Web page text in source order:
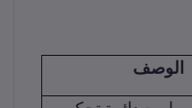
الوصف